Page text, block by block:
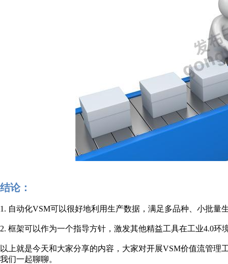
结论：
1. 自动化VSM可以很好地利用生产数据，满足多品种、小批量
2. 框架可以作为一个指导方针，激发其他精益工具在工业4.0
以上就是今天和大家分享的内容，大家对开展VSM价值流管
我们一起聊聊。